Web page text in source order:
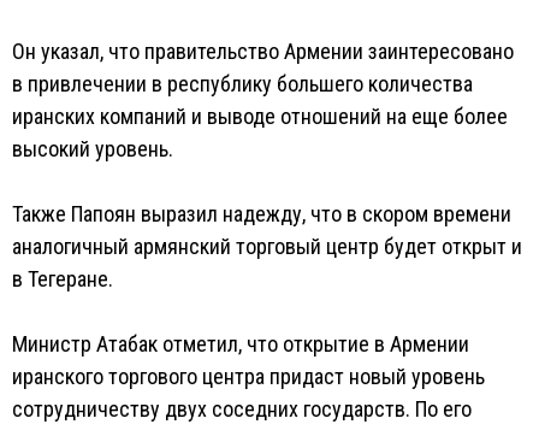
Он указал, что правительство Армении заинтересовано
в привлечении в республику большего количества
иранских компаний и выводе отношений на еще более
высокий уровень.
Также Папоян выразил надежду, что в скором времени
аналогичный армянский торговый центр будет открыт и
в Тегеране.
Министр Атабак отметил, что открытие в Армении
иранского торгового центра придаст новый уровень
сотрудничеству двух соседних государств. По его